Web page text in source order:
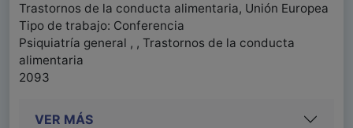
Trastornos de la conducta alimentaria, Unión Europea
Tipo de trabajo: Conferencia
Psiquiatría general , , Trastornos de la conducta
alimentaria
2093
VER MÁS